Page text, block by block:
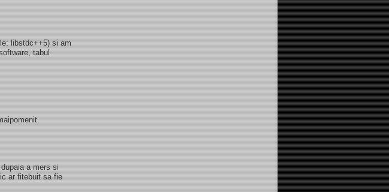
libstdc++5) si am
tabul
a mers si
ar fitebuit sa fie